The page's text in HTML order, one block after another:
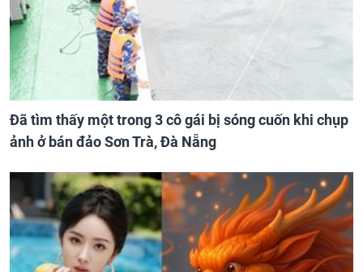
Đã tìm thấy một trong 3 cô gái bị sóng cuốn khi chụp
ảnh ở bán đảo Sơn Trà, Đà Nẵng